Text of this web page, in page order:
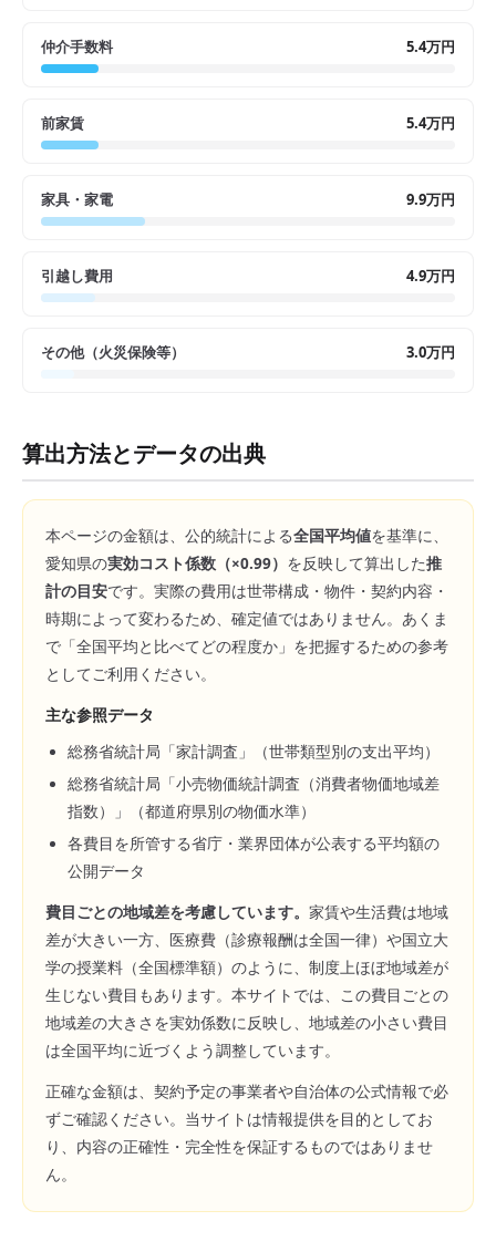
仲介手数料 5.4万円
前家賃 5.4万円
家具・家電 9.9万円
引越し費用 4.9万円
その他（火災保険等） 3.0万円
算出方法とデータの出典
本ページの金額は、公的統計による全国平均値を基準に、
愛知県の実効コスト係数（×0.99） を反映して算出した推
計の目安です。実際の費用は世帯構成・物件・契約内容・
時期によって変わるため、確定値ではありません。あくま
で「全国平均と比べてどの程度か」を把握するための参考
としてご利用ください。
主な参照データ
総務省統計局「家計調査」（世帯類型別の支出平均）
総務省統計局「小売物価統計調査（消費者物価地域差
指数）」（都道府県別の物価水準）
各費目を所管する省庁・業界団体が公表する平均額の
公開データ
費目ごとの地域差を考慮しています。 家賃や生活費は地域
差が大きい一方、医療費（診療報酬は全国一律）や国立大
学の授業料（全国標準額）のように、制度上ほぼ地域差が
生じない費目もあります。本サイトでは、この費目ごとの
地域差の大きさを実効係数に反映し、地域差の小さい費目
は全国平均に近づくよう調整しています。
正確な金額は、契約予定の事業者や自治体の公式情報で必
ずご確認ください。当サイトは情報提供を目的としてお
り、内容の正確性・完全性を保証するものではありませ
ん。